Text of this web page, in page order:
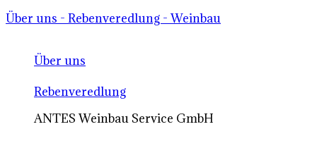
Über uns - Rebenveredlung - Weinbau
Über uns
Rebenveredlung
ANTES Weinbau Service GmbH